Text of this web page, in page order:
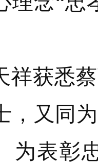
祥获悉
，又同
为表彰